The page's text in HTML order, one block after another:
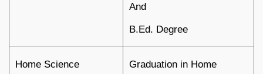
And
B.Ed. Degree
Home Science
Graduation in Home